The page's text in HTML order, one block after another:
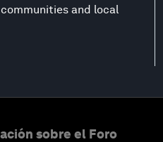
and local
sobre el Foro